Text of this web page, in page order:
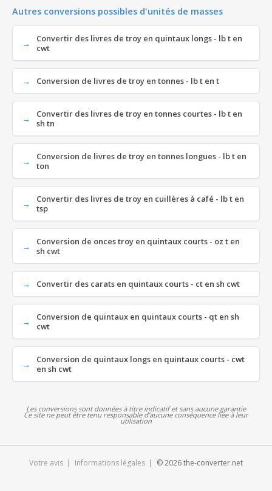
Autres conversions possibles d'unités de masses
Convertir des livres de troy en quintaux longs - lb t en
cwt
Conversion de livres de troy en tonnes - lb t en t
Convertir des livres de troy en tonnes courtes - lb t en
sh tn
Conversion de livres de troy en tonnes longues - lb t en
ton
Convertir des livres de troy en cuillères à café - lb t en
tsp
Conversion de onces troy en quintaux courts - oz t en
sh cwt
Convertir des carats en quintaux courts - ct en sh cwt
Conversion de quintaux en quintaux courts - qt en sh
cwt
Conversion de quintaux longs en quintaux courts - cwt
en sh cwt
Les conversions sont données à titre indicatif et sans aucune garantie
Ce site ne peut être tenu responsable d'aucune conséquence liée à leur
utilisation
Votre avis | Informations légales | © 2026 the-converter.net